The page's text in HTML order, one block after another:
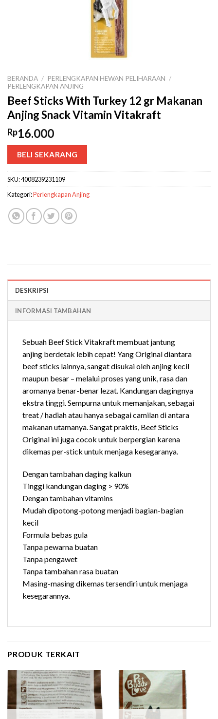
BERANDA / PERLENGKAPAN HEWAN PELIHARAAN /
PERLENGKAPAN ANJING
Beef Sticks With Turkey 12 gr Makanan
Anjing Snack Vitamin Vitakraft
Rp16.000
BELI SEKARANG
SKU:4008239231109
Kategori:Perlengkapan Anjing
DESKRIPSI
INFORMASI TAMBAHAN
Sebuah Beef Stick Vitakraft membuat jantung
anjing berdetak lebih cepat! Yang Original diantara
beef sticks lainnya, sangat disukai oleh anjing kecil
maupun besar – melalui proses yang unik, rasa dan
aromanya benar-benar lezat. Kandungan dagingnya
ekstra tinggi. Sempurna untuk memanjakan, sebagai
treat / hadiah atau hanya sebagai camilan di antara
makanan utamanya. Sangat praktis, Beef Sticks
Original ini juga cocok untuk berpergian karena
dikemas per-stick untuk menjaga kesegaranya.
Dengan tambahan daging kalkun
Tinggi kandungan daging > 90%
Dengan tambahan vitamins
Mudah dipotong-potong menjadi bagian-bagian
kecil
Formula bebas gula
Tanpa pewarna buatan
Tanpa pengawet
Tanpa tambahan rasa buatan
Masing-masing dikemas tersendiri untuk menjaga
kesegarannya.
PRODUK TERKAIT